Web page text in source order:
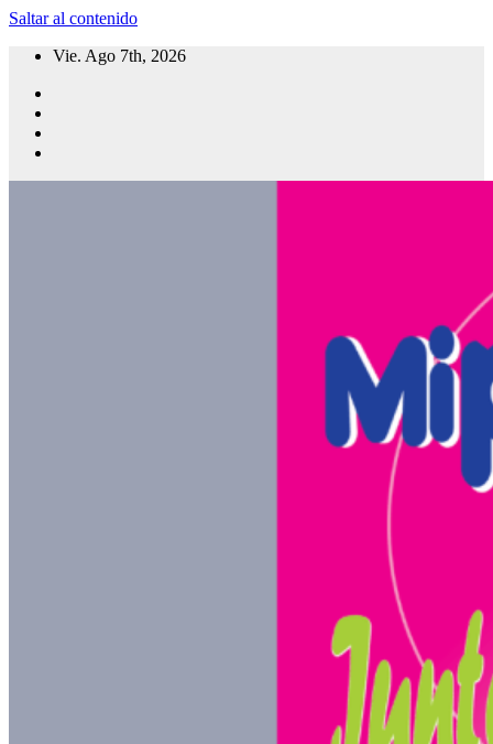
Saltar al contenido
Vie. Ago 7th, 2026